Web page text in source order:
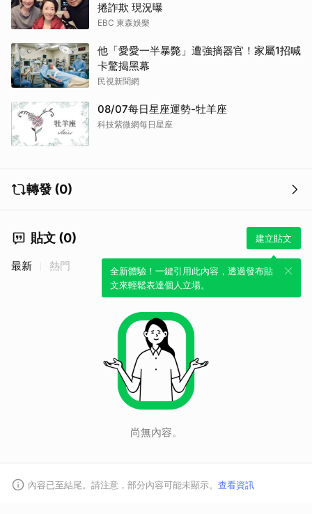
捲詐欺 現況曝
EBC 東森娛樂
他「愛愛一半暴斃」遭強摘器官！家屬1招喊
卡驚揭黑幕
民視新聞網
08/07每日星座運勢-牡羊座
科技紫微網每日星座
轉發 (0)
貼文 (0) 建立貼文
全新體驗！一鍵引用此內容，透過發布貼
文來輕鬆表達個人立場。
最新 熱門
尚無內容。
內容已至結尾。請注意，部分內容可能未顯示。 查看資訊
取消